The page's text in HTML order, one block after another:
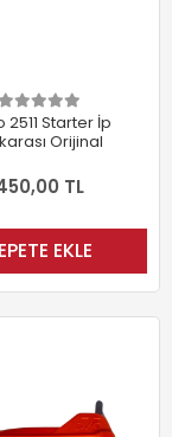
2511 Starter İp
Orijinal
TL
EKLE